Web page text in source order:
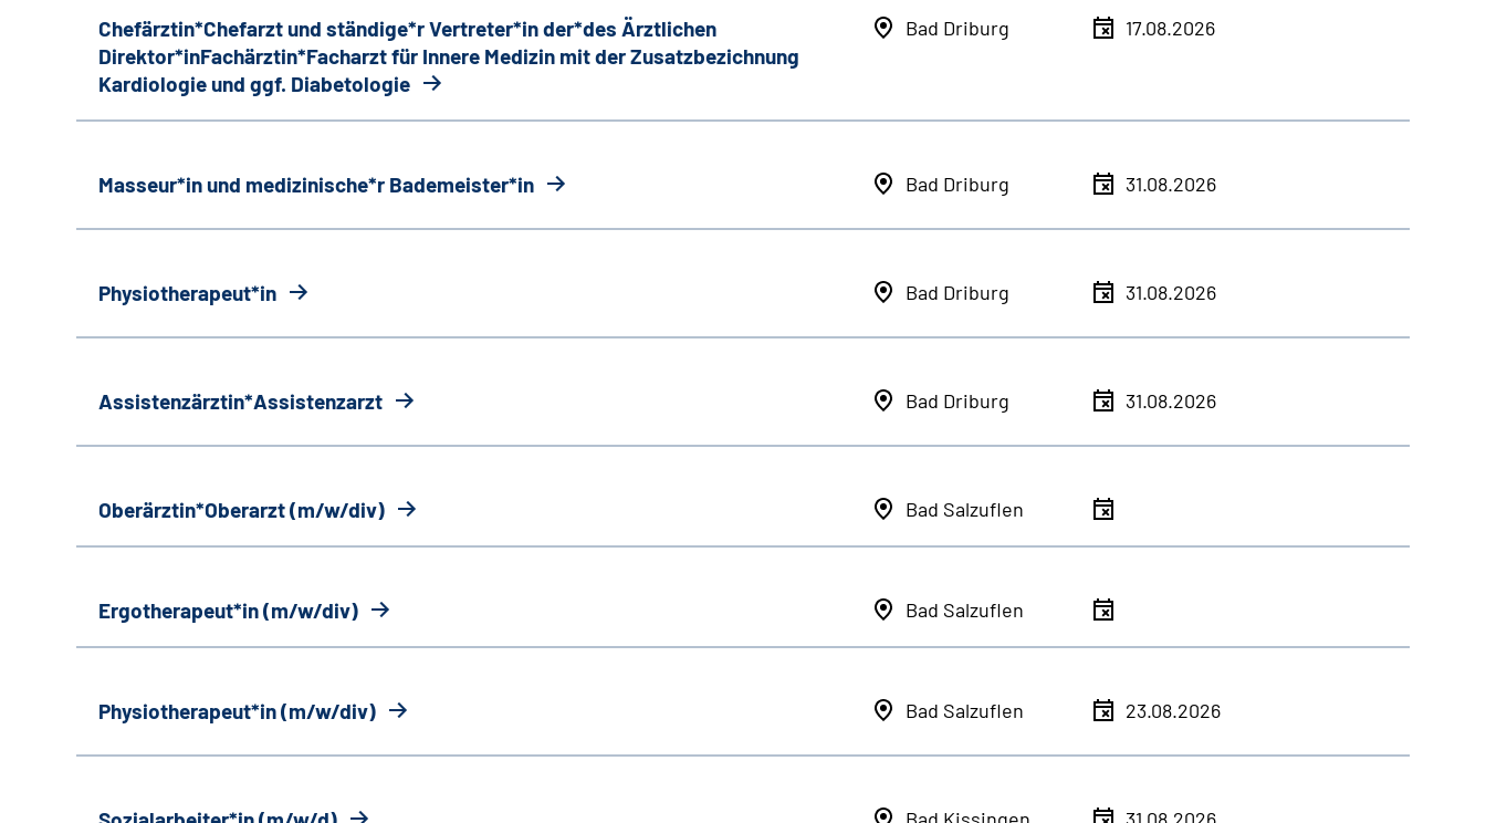
Chefärztin*Chefarzt und ständige*r Vertreter*in der*des Ärztlichen
Direktor*inFachärztin*Facharzt für Innere Medizin mit der Zusatzbezichnung
Kardiologie und ggf. Diabetologie
Bad Driburg 17.08.2026
Masseur*in und medizinische*r Bademeister*in Bad Driburg 31.08.2026
Physiotherapeut*in Bad Driburg 31.08.2026
Assistenzärztin*Assistenzarzt Bad Driburg 31.08.2026
Oberärztin*Oberarzt (m/w/div) Bad Salzuflen
Ergotherapeut*in (m/w/div) Bad Salzuflen
Physiotherapeut*in (m/w/div) Bad Salzuflen 23.08.2026